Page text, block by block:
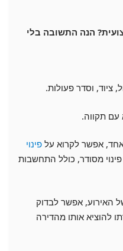
הנה התשובה בלי
ציוד, וסדר פעולות.
עם תקווה.
אפשר לקרוא על פינוי
מסודר, כולל התחשבות
האירוע, אפשר לבדוק
להוציא אותו מהדירה